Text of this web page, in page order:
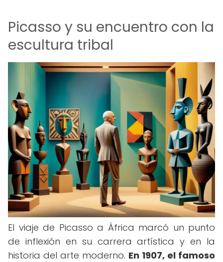
Picasso y su encuentro con la
escultura tribal
El viaje de Picasso a África marcó un punto
de inflexión en su carrera artística y en la
historia del arte moderno. En 1907, el famoso